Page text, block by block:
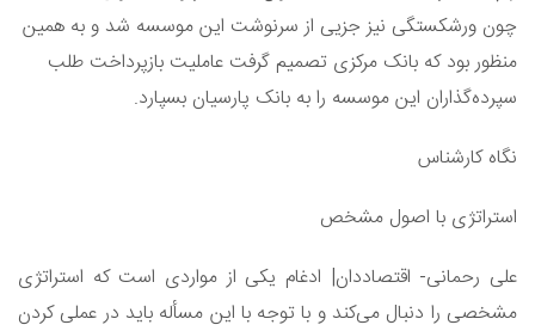
چون ورشکستگی نیز جزیی از سرنوشت این موسسه شد و به همین
منظور بود که بانک مرکزی تصمیم گرفت عاملیت بازپرداخت طلب
سپرده‌گذاران این موسسه را به بانک پارسیان بسپارد.
نگاه کارشناس
استراتژی با اصول مشخص
علی رحمانی- اقتصاددان| ادغام یکی از مواردی است که استراتژی‌
مشخصی را دنبال می‌کند و با توجه با این مسأله باید در عملی کردن